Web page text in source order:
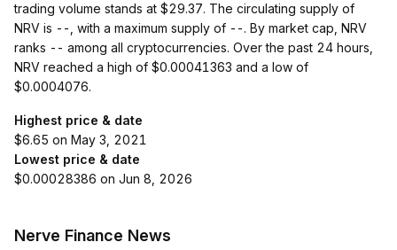
trading volume stands at $29.37. The circulating supply of
NRV is --, with a maximum supply of --. By market cap, NRV
ranks -- among all cryptocurrencies. Over the past 24 hours,
NRV reached a high of $0.00041363 and a low of
$0.0004076.
Highest price & date
$6.65 on May 3, 2021
Lowest price & date
$0.00028386 on Jun 8, 2026
Nerve Finance News